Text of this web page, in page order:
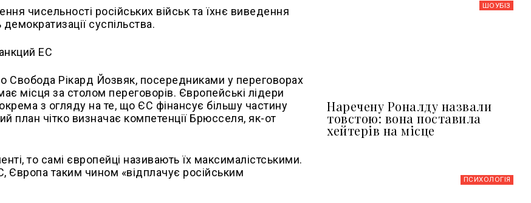
чисельності російських військ та їхнє виведення
демократизації суспільства.
Свобода Рікард Йозвяк, посередниками у переговорах
місця за столом переговорів. Європейські лідери
з огляду на те, що ЄС фінансує більшу частину
план чітко визначає компетенції Брюсселя, як-от
то самі європейці називають їх максималістськими.
Європа таким чином «відплачує російським
ШОУБIЗ
Наречену Роналду назвали
товстою: вона поставила
хейтерів на місце
ПСИХОЛОГІЯ